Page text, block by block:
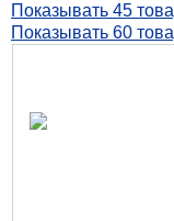
Показывать 45
Показывать 60